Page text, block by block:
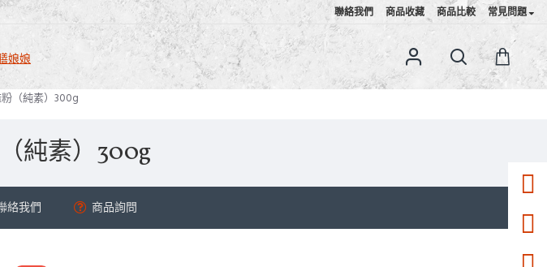
聯絡我們 商品收藏 商品比較 常見問題
（純素）300g
純素）300g
絡我們 商品詢問